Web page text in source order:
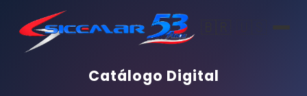
Catálogo Digital